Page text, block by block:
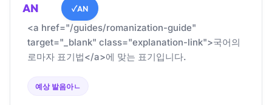
AN ✓AN
<a href="/guides/romanization-guide"
target="_blank" class="explanation-link">국어의
로마자 표기법</a>에 맞는 표기입니다.
예상 발음아ㄴ